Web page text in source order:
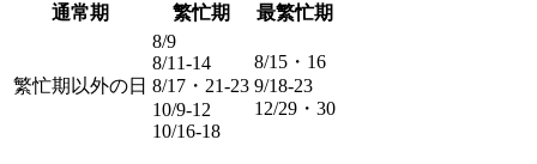
通常期 繁忙期 最繁忙期
繁忙期以外の日
8/9
8/11-14
8/17・21-23
10/9-12
10/16-18
8/15・16
9/18-23
12/29・30